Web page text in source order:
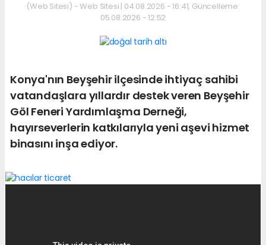
(Web Sitesi) - Web Sitesi | 04.08.2026 - 16:41, Güncelleme:
05.08.2026 - 12:52
Konya'nın Beyşehir ilçesinde ihtiyaç sahibi
vatandaşlara yıllardır destek veren Beyşehir
Göl Feneri Yardımlaşma Derneği,
hayırseverlerin katkılarıyla yeni aşevi hizmet
binasını inşa ediyor.